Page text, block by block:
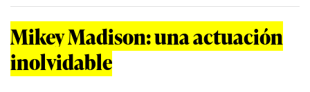
Mikey Madison: una actuación
inolvidable